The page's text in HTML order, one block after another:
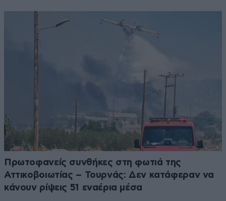
Πρωτοφανείς συνθήκες στη φωτιά της
Αττικοβοιωτίας – Τουρνάς: Δεν κατάφεραν να
κάνουν ρίψεις 51 εναέρια μέσα